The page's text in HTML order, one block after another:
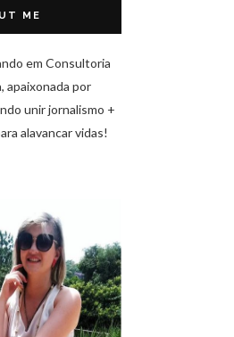
ME
em Consultoria
apaixonada por
unir jornalismo +
alavancar vidas!